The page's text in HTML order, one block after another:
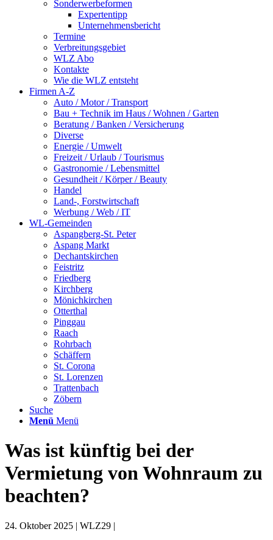
Sonderwerbeformen
Expertentipp
Unternehmensbericht
Termine
Verbreitungsgebiet
WLZ Abo
Kontakte
Wie die WLZ entsteht
Firmen A-Z
Auto / Motor / Transport
Bau + Technik im Haus / Wohnen / Garten
Beratung / Banken / Versicherung
Diverse
Energie / Umwelt
Freizeit / Urlaub / Tourismus
Gastronomie / Lebensmittel
Gesundheit / Körper / Beauty
Handel
Land-, Forstwirtschaft
Werbung / Web / IT
WL-Gemeinden
Aspangberg-St. Peter
Aspang Markt
Dechantskirchen
Feistritz
Friedberg
Kirchberg
Mönichkirchen
Otterthal
Pinggau
Raach
Rohrbach
Schäffern
St. Corona
St. Lorenzen
Trattenbach
Zöbern
Suche
Menü Menü
Was ist künftig bei der
Vermietung von Wohnraum zu
beachten?
24. Oktober 2025 | WLZ29 |